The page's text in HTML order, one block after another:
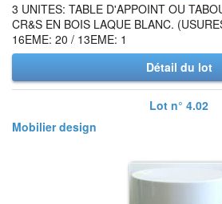
3 UNITES: TABLE D'APPOINT OU
CR&S EN BOIS LAQUE BLANC.
16EME: 20 / 13EME: 1
Détail du lot
Lot n° 4.02
Mobilier design